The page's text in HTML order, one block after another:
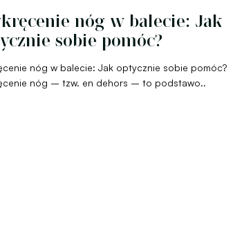
nóg w balecie: Jak
sobie pomóc?
nóg w balecie: Jak optycznie sobie pomóc?
nóg – tzw. en dehors – to podstawo..